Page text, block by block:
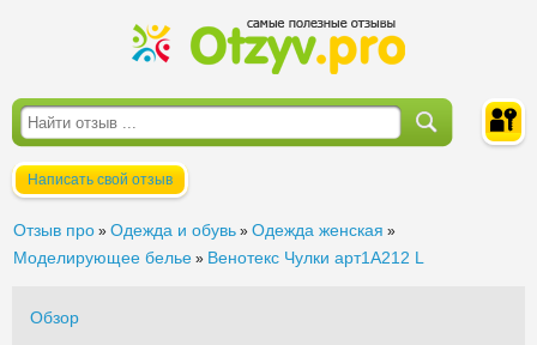
Написать свой отзыв
Отзыв про » Одежда и обувь » Одежда женская »
Моделирующее белье » Венотекс Чулки арт1А212 L
Обзор